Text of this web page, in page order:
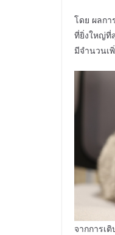
โดย ผลกา
ที่ยิ่งใหญ่ที่
มีจำนวนเ
จากการเ